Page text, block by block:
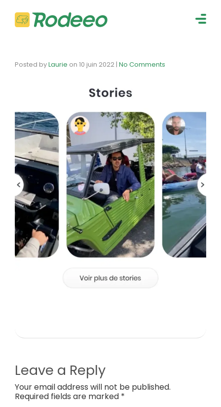
Posted byLaurie on 10 juin 2022 | No Comments
Leave a Reply
Your email address will not be published.
Required fields are marked *